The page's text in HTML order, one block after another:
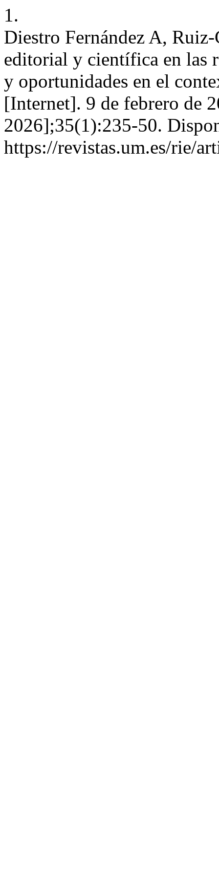
1.
Diestro Fernández A,
editorial y científica en las
y oportunidades en el
[Internet]. 9 de febrero de
2026];35(1):235-50.
https://revistas.um.es/rie/